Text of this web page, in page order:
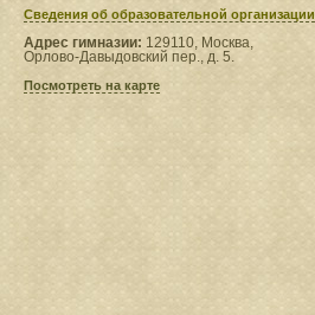
Сведения​ об образовательной организации
Адрес гимназии: 129110, Москва,
Орлово-Давыдовский пер., д. 5.
Посмотреть на карте